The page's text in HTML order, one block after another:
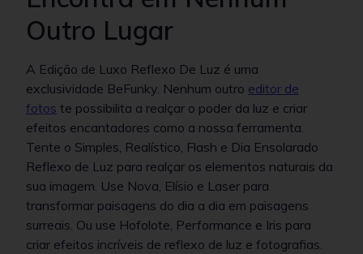
Outro Lugar
A Edição de Luxo Reflexo De Luz é uma
exclusividade BeFunky. Nenhum outro editor de
fotos te possibilita a realçar o poder da luz e criar
efeitos encantadores como a nossa ferramenta.
Tente o Simples, Realístico, Flash e Dia Ensolarado
Reflexo de Luz para realçar os elementos naturais da
sua imagem. Use Nova, Elísio e Laser para
transformar paisagens do dia a dia em paisagens
surreais. Ou use Hofolote, Performance e Iris para
criar efeitos incríveis de reflexo de luz e fotografias.